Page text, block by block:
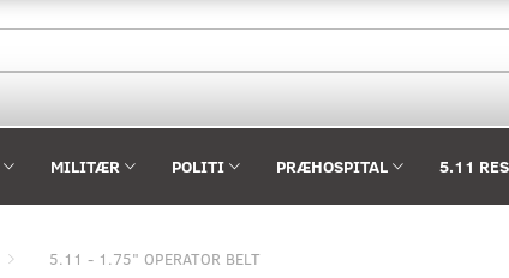
MILITÆR POLITI PRÆHOSPITAL 5.11
5.11 - 1.75" OPERATOR BELT